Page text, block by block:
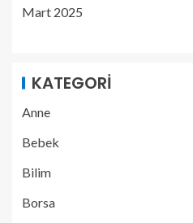
Mart 2025
KATEGORI
Anne
Bebek
Bilim
Borsa